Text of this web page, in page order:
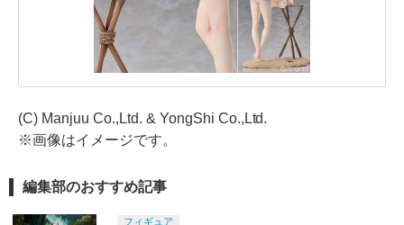
(C) Manjuu Co.,Ltd. & YongShi Co.,Ltd.
※画像はイメージです。
編集部のおすすめ記事
フィギュア